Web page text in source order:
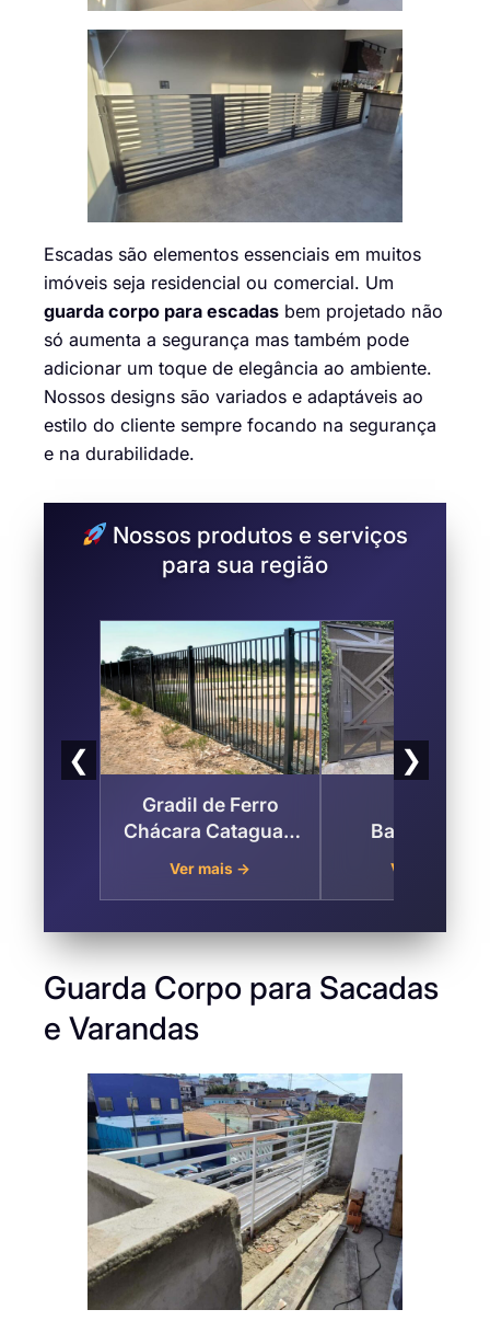
Escadas são elementos essenciais em muitos
imóveis seja residencial ou comercial. Um
guarda corpo para escadas bem projetado não
só aumenta a segurança mas também pode
adicionar um toque de elegância ao ambiente.
Nossos designs são variados e adaptáveis ao
estilo do cliente sempre focando na segurança
e na durabilidade.
Nossos produtos e serviços
para sua região
❮
Gradil de Ferro
Chácara Catagua –
Taubaté
Ver mais →
Taubaté
Ver mais →
❯
Guarda Corpo para Sacadas
e Varandas